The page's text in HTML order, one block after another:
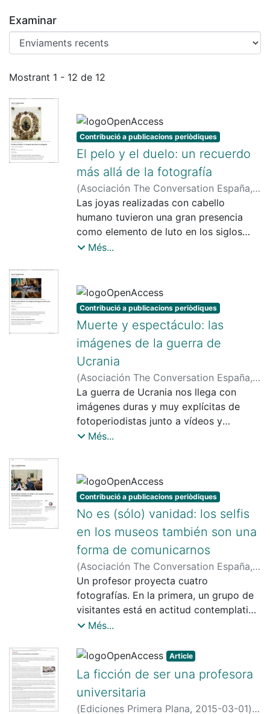
Examinar
Enviaments recents
Mostrant 1 - 12 de 12
Contribució a publicacions periòdiques
El pelo y el duelo: un recuerdo
más allá de la fotografía
(Asociación The Conversation España,
2022-11-17)Morcate, Montse;Pardo,
Rebeca
Las joyas realizadas con cabello
humano tuvieron una gran presencia
como elemento de luto en los siglos
XVIII y XIX.
Més...
Contribució a publicacions periòdiques
Muerte y espectáculo: las
imágenes de la guerra de
Ucrania
(Asociación The Conversation España,
2022-04-12) Pardo, Rebeca;Morcate,
Montse
La guerra de Ucrania nos llega con
imágenes duras y muy explícitas de
fotoperiodistas junto a vídeos y
contenidos al más puro estilo de TikTok
interesantes cuestiones de fondo.
Més...
Contribució a publicacions periòdiques
No es (sólo) vanidad: los selfis
en los museos también son una
forma de comunicarnos
(Asociación The Conversation España,
2020-02-11)Hernández, Fernando
(Hernández Hernández)
Un profesor proyecta cuatro
fotografías. En la primera, un grupo de
visitantes está en actitud contemplativa
frente a la Mona Lisa. En la segunda, un
similar al anterior, portando una cámara
de fotos. En la tercera, la mayoría de
los espectadores disparan sus móviles
hacia la pintura de Leonardo. En la
cuarta, quienes forman el grupo dan la
Més...
Article
La ficción de ser una profesora
universitaria
(Ediciones Primera Plana, 2015-03-01)